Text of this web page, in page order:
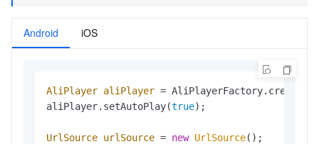
Android iOS
AliPlayer aliPlayer =
aliPlayer.setAutoPlay(true);
UrlSource urlSource = new UrlSource();